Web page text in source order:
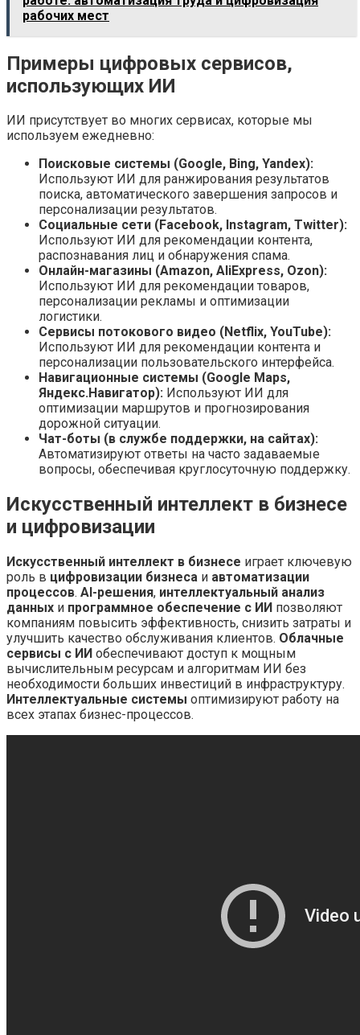
рабочих мест
Примеры цифровых сервисов,
использующих ИИ
ИИ присутствует во многих сервисах, которые мы
используем ежедневно:
Поисковые системы (Google, Bing, Yandex):
Используют ИИ для ранжирования результатов
поиска, автоматического завершения запросов и
персонализации результатов.
Социальные сети (Facebook, Instagram, Twitter):
Используют ИИ для рекомендации контента,
распознавания лиц и обнаружения спама.
Онлайн-магазины (Amazon, AliExpress, Ozon):
Используют ИИ для рекомендации товаров,
персонализации рекламы и оптимизации
логистики.
Сервисы потокового видео (Netflix, YouTube):
Используют ИИ для рекомендации контента и
персонализации пользовательского интерфейса.
Навигационные системы (Google Maps,
Яндекс.Навигатор): Используют ИИ для
оптимизации маршрутов и прогнозирования
дорожной ситуации.
Чат-боты (в службе поддержки, на сайтах):
Автоматизируют ответы на часто задаваемые
вопросы, обеспечивая круглосуточную поддержку.
Искусственный интеллект в бизнесе
и цифровизации
Искусственный интеллект в бизнесе играет ключевую
роль в цифровизации бизнеса и автоматизации
процессов. AI-решения, интеллектуальный анализ
данных и программное обеспечение с ИИ позволяют
компаниям повысить эффективность, снизить затраты и
улучшить качество обслуживания клиентов. Облачные
сервисы с ИИ обеспечивают доступ к мощным
вычислительным ресурсам и алгоритмам ИИ без
необходимости больших инвестиций в инфраструктуру.
Интеллектуальные системы оптимизируют работу на
всех этапах бизнес-процессов.